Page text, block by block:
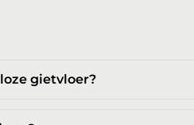
gietvloer?